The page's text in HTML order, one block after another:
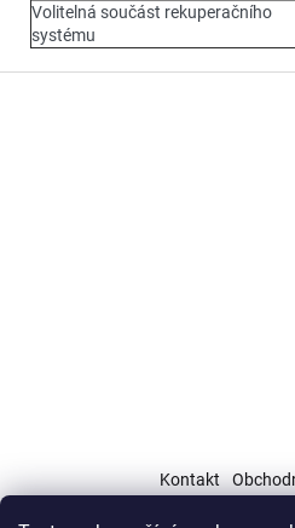
Volitelná součást rekuperačního
systému
Kontakt
Podmínky ochrany